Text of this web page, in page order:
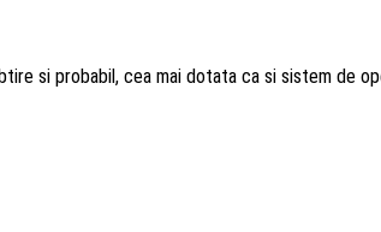
si probabil, cea mai dotata ca si sistem de